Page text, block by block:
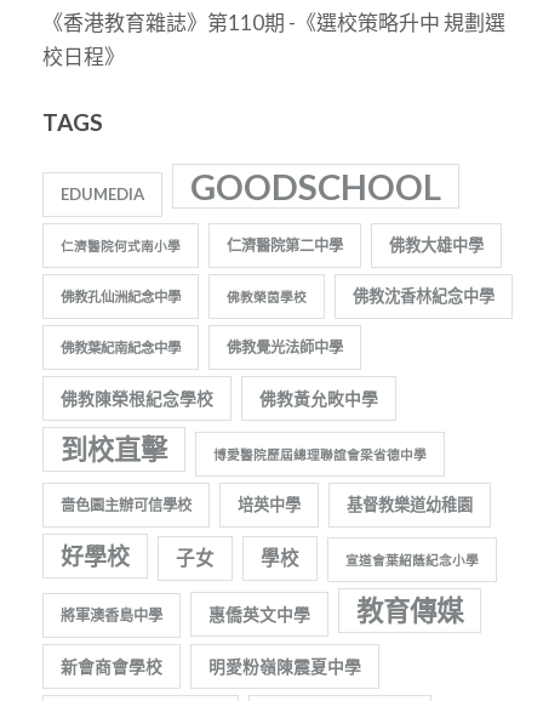
《香港教育雜誌》第110期 -《選校策略升中 規劃選
校日程》
TAGS
EDUMEDIA GOODSCHOOL
仁濟醫院何式南小學 仁濟醫院第二中學 佛教大雄中學
佛教孔仙洲紀念中學 佛教榮茵學校 佛教沈香林紀念中學
佛教葉紀南紀念中學 佛教覺光法師中學
佛教陳榮根紀念學校 佛教黃允畋中學
到校直擊 博愛醫院歷屆總理聯誼會梁省德中學
嗇色園主辦可信學校 培英中學 基督教樂道幼稚園
好學校 子女 學校 宣道會葉紹蔭紀念小學
將軍澳香島中學 惠僑英文中學 教育傳媒
新會商會學校 明愛粉嶺陳震夏中學